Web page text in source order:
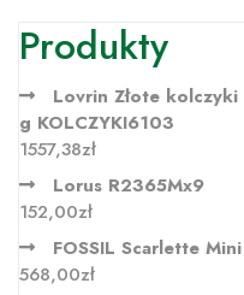
Produkty
Lovrin Złote
g KOLCZYKI6103
1557,38zł
Lorus R2365Mx9
152,00zł
FOSSIL Scarlette
568,00zł